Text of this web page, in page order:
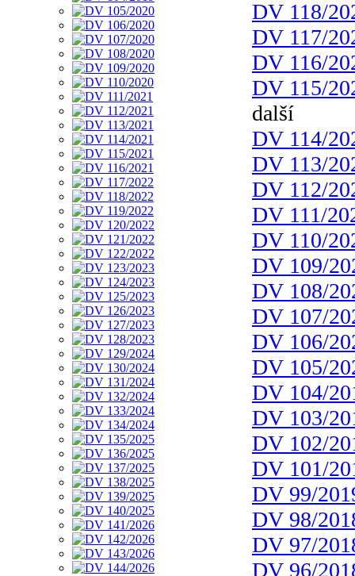
DV 118/
DV 117/
DV 116/
DV 115/
další
DV 114/
DV 113/
DV 112/
DV 111/
DV 110/
DV 109/
DV 108/
DV 107/
DV 106/
DV 105/
DV 104/
DV 103/
DV 102/
DV 101/
DV 99/
DV 98/
DV 97/
DV 96/